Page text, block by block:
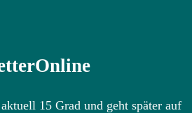
15 Grad und geht später auf